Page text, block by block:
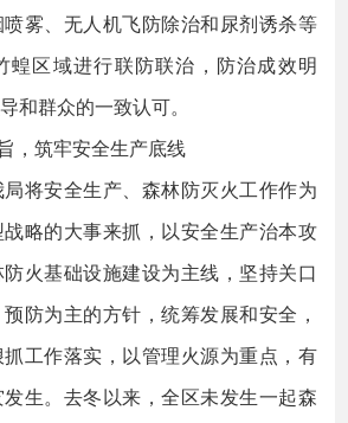
雾、无人机飞防除治和尿剂诱杀等
蝗区域进行联防联治，防治成效明
和群众的一致认可。
筑牢安全生产底线
安全生产、森林防灭火工作作为
略的大事来抓，以安全生产治本攻
火基础设施建设为主线，坚持关口
防为主的方针，统筹发展和安全，
工作落实，以管理火源为重点，有
生。去冬以来，全区未发生一起森